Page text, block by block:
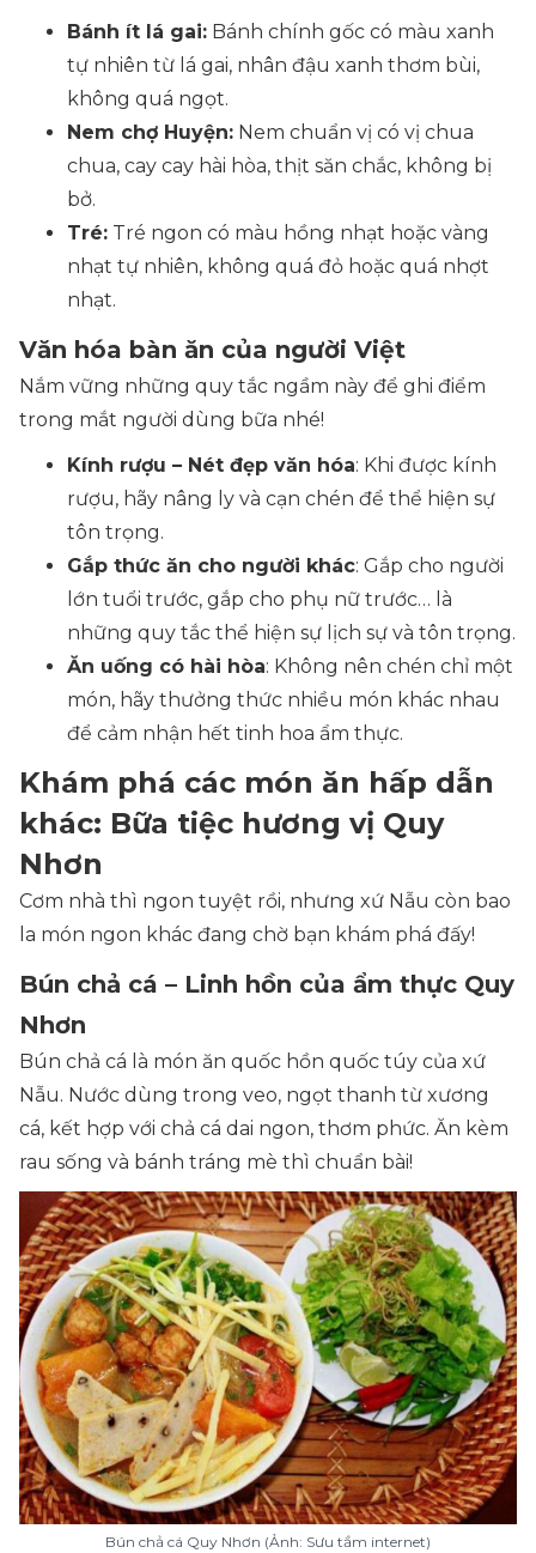
Bánh ít lá gai: Bánh chính gốc có màu xanh
tự nhiên từ lá gai, nhân đậu xanh thơm bùi,
không quá ngọt.
Nem chợ Huyện: Nem chuẩn vị có vị chua
chua, cay cay hài hòa, thịt săn chắc, không bị
bở.
Tré: Tré ngon có màu hồng nhạt hoặc vàng
nhạt tự nhiên, không quá đỏ hoặc quá nhợt
nhạt.
Văn hóa bàn ăn của người Việt
Nắm vững những quy tắc ngầm này để ghi điểm
trong mắt người dùng bữa nhé!
Kính rượu – Nét đẹp văn hóa: Khi được kính
rượu, hãy nâng ly và cạn chén để thể hiện sự
tôn trọng.
Gắp thức ăn cho người khác: Gắp cho người
lớn tuổi trước, gắp cho phụ nữ trước… là
những quy tắc thể hiện sự lịch sự và tôn trọng.
Ăn uống có hài hòa: Không nên chén chỉ một
món, hãy thưởng thức nhiều món khác nhau
để cảm nhận hết tinh hoa ẩm thực.
Khám phá các món ăn hấp dẫn
khác: Bữa tiệc hương vị Quy
Nhơn
Cơm nhà thì ngon tuyệt rồi, nhưng xứ Nẫu còn bao
la món ngon khác đang chờ bạn khám phá đấy!
Bún chả cá – Linh hồn của ẩm thực Quy
Nhơn
Bún chả cá là món ăn quốc hồn quốc túy của xứ
Nẫu. Nước dùng trong veo, ngọt thanh từ xương
cá, kết hợp với chả cá dai ngon, thơm phức. Ăn kèm
rau sống và bánh tráng mè thì chuẩn bài!
Bún chả cá Quy Nhơn (Ảnh: Sưu tầm internet)